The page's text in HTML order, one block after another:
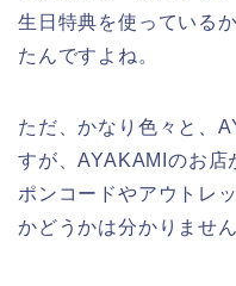
生日特典を使っている
たんですよね。
ただ、かなり色々と、
すが、AYAKAMIのお店
ポンコードやアウトレ
かどうかは分かりません